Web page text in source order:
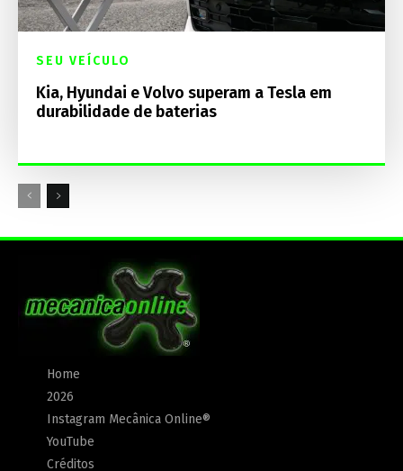
SEU VEÍCULO
Kia, Hyundai e Volvo superam a Tesla em
durabilidade de baterias
Home
2026
Instagram Mecânica Online®
YouTube
Créditos